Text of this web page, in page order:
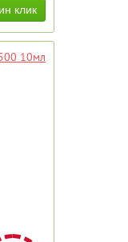
10мл